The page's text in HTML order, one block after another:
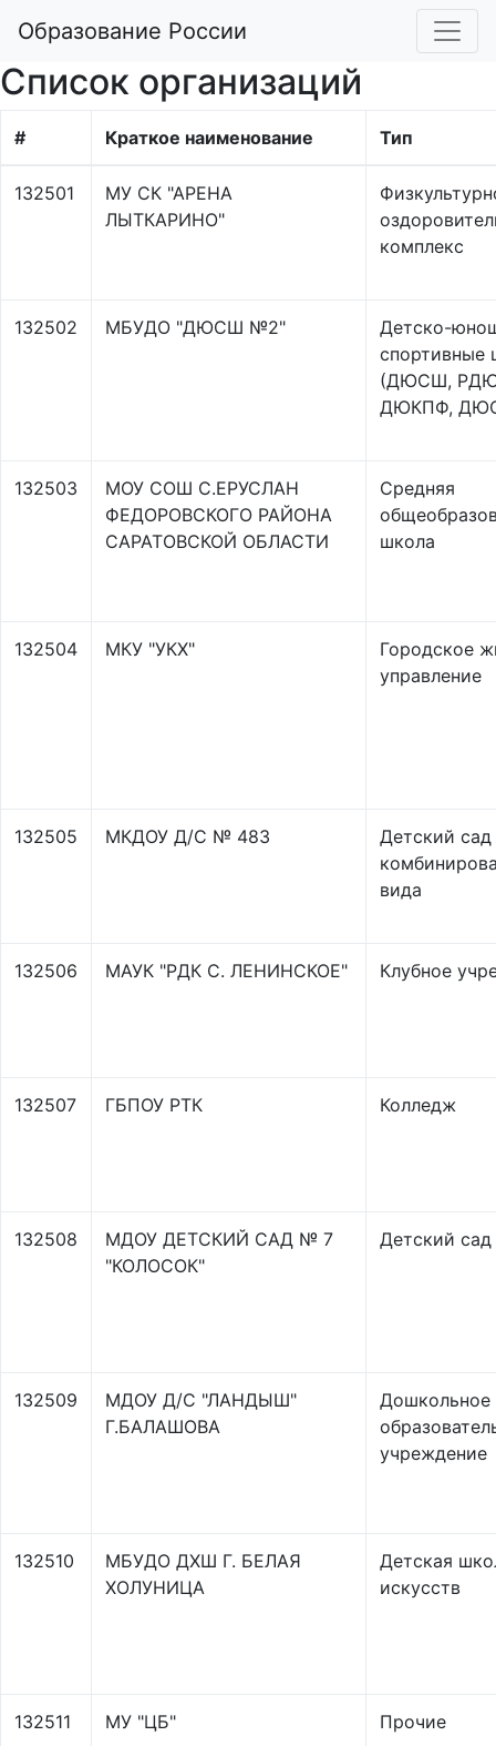
Образование России
Список организаций
# Краткое наименование Тип
132501
МУ СК "АРЕНА
ЛЫТКАРИНО"
комплекс
132502 МБУДО "ДЮСШ №2"
Детско-
спортивные
(ДЮСШ,
ДЮКПФ,
132503
МОУ СОШ С.ЕРУСЛАН
ФЕДОРОВСКОГО РАЙОНА
САРАТОВСКОЙ ОБЛАСТИ
Средняя
школа
132504 МКУ "УКХ"
Городское
управление
132505 МКДОУ Д/С № 483
Детский сад
вида
132506 МАУК "РДК С. ЛЕНИНСКОЕ" Клубное
132507 ГБПОУ РТК Колледж
132508
МДОУ ДЕТСКИЙ САД № 7
"КОЛОСОК"
Детский сад
132509
МДОУ Д/С "ЛАНДЫШ"
Г.БАЛАШОВА
Дошкольное
учреждение
132510
МБУДО ДХШ Г. БЕЛАЯ
ХОЛУНИЦА
Детская
искусств
132511 МУ "ЦБ" Прочие